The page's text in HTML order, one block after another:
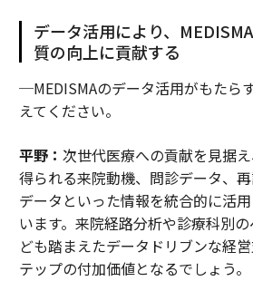
データ活用により、
質の向上に貢献する
─MEDISMAのデータ活用がもたら
えてください。
平野： 次世代医療への貢献を見据
得られる来院動機、問診データ、
データといった情報を統合的に活
います。来院経路分析や診療科別
ども踏まえたデータドリブンな経
テップの付加価値となるでしょう。